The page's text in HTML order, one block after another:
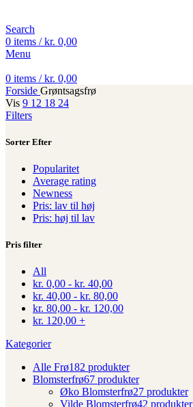
Search
0 items / kr. 0,00
Menu
0 items / kr. 0,00
Forside Grøntsagsfrø
Vis 9 12 18 24
Filters
Sorter Efter
Popularitet
Average rating
Newness
Pris: lav til høj
Pris: høj til lav
Pris filter
All
kr. 0,00 - kr. 40,00
kr. 40,00 - kr. 80,00
kr. 80,00 - kr. 120,00
kr. 120,00 +
Kategorier
Alle Frø182 produkter
Blomsterfrø67 produkter
Øko Blomsterfrø27 produkter
Vilde Blomsterfrø42 produkter